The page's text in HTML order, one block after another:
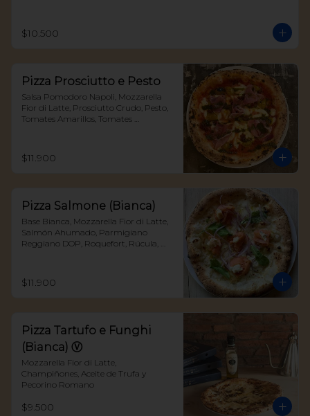
$10.500
Pizza Prosciutto e Pesto
Salsa Pomodoro Napoli, Mozzarella
Fior di Latte, Prosciutto Crudo, Pesto,
Tomates Amarillos, Tomates
$11.900
Pizza Salmone (Bianca)
Base Bianca, Mozzarella Fior di Latte,
Salmón Ahumado, Parmigiano
Reggiano DOP, Roquefort, Rúcula,
$11.900
Pizza Tartufo e Funghi
(Bianca) Ⓥ
Mozzarella Fior di Latte,
Champiñones, Aceite de Trufa y
Pecorino Romano
$9.500